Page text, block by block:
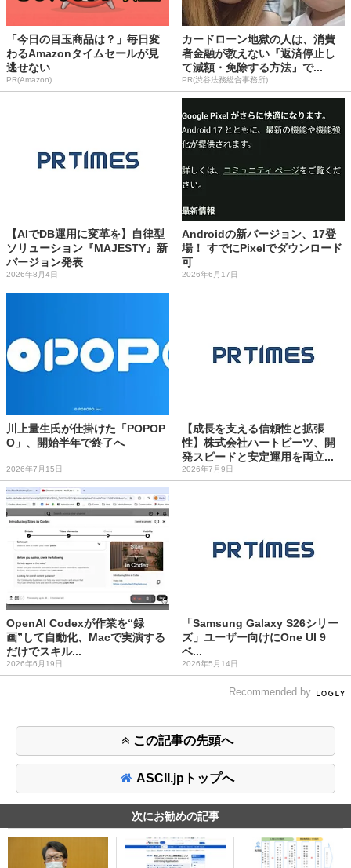
「今日の目玉商品は？」毎日変
わるAmazonタイムセールが見
逃せない
PR(Amazon)
カードローン地獄の人は、消費
者金融が教えない『返済停止し
て減額・免除する方法』で...
PR(渋谷法務総合事務所)
【AIでDB運用に変革を】自律型
ソリューション『MAJESTY』新
バージョン発表
2026年8月4日
Androidの新バージョン、17登
場！ すでにPixelでダウンロード
可
2026年6月17日
川上量生氏が仕掛けた「POPOP
O」、開始半年で終了へ
2026年7月15日
【成長を支える信頼性と拡張
性】株式会社ハートビーツ、開
発スピードと安定運用を両立...
2026年7月9日
OpenAI Codexが作業を“録
画”して自動化、Macで実演する
だけでスキル...
2026年6月19日
「Samsung Galaxy S26シリー
ズ」ユーザー向けにOne UI 9
ベ...
2026年5月14日
Recommended by
この記事の先頭へ
ASCII.jpトップへ
次にお勧めの記事